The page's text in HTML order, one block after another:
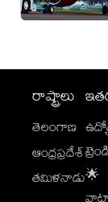
రాష్ట్రాలు
తెలంగాణ
ఆంధ్రప్రదేశ్
తమిళనాడు🌟